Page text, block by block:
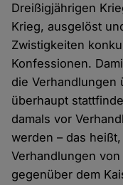
Dreißigjährigen
Krieg, ausgelöst
Zwistigkeiten
Konfessionen.
die Verhandlungen
überhaupt
damals vor
werden – das
Verhandlungen
gegenüber dem